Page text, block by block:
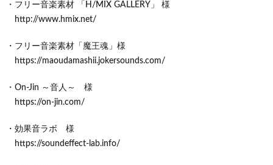
・フリー音楽素材 「H/MIX GALLERY」 様
http://www.hmix.net/
・フリー音楽素材「魔王魂」様
https://maoudamashii.jokersounds.com/
・On-Jin ～音人～ 様
https://on-jin.com/
・効果音ラボ 様
https://soundeffect-lab.info/